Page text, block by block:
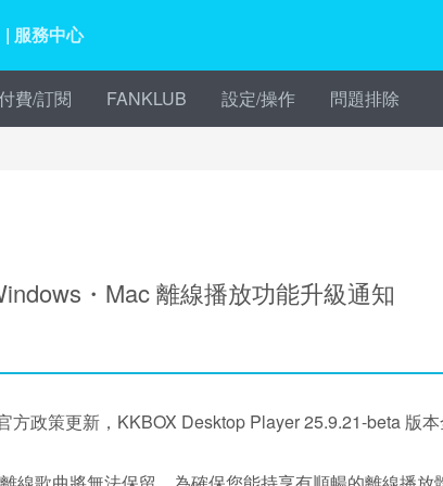
| 服務中心
費/訂閱 FANKLUB 設定/操作 問題排除
・Mac 離線播放功能升級通知
方政策更新，KKBOX Desktop Player 25.9.21-beta 版本